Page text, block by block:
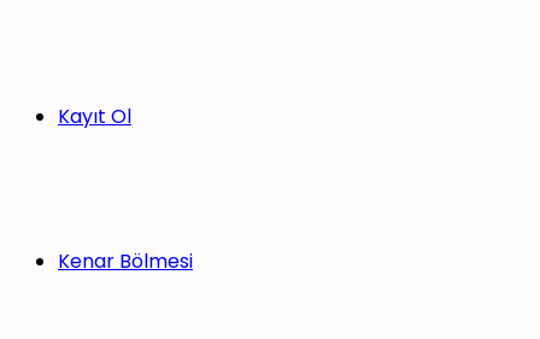
Kayıt Ol
Kenar Bölmesi